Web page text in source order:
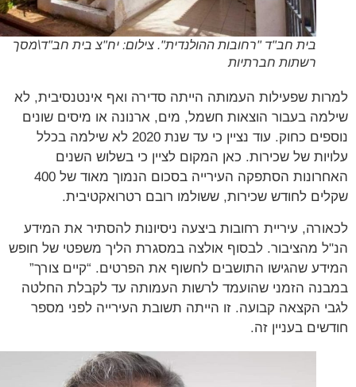
בית חב"ד "רחובות ההולנדית". צילום: יח"צ בית חב"ד\מסך
רשתות חברתיות
שפעילות העמותה הייתה סדירה ואף אינטנסיבית, לא
בעבור הוצאות חשמל, מים, ארנונה או מיסים שונים
נוספים כחוק. עוד נציין כי עד שנת 2020 לא שילמה בכלל
של שכירות. כאן המקום לציין כי בשלוש השנים
האחרונות הסתפקה העירייה בסכום הנמוך מאוד של 400
לחודש שכירות, ששולמו רובם רטרואקטיבית.
עיריית רחובות ביצעה ניסיונות להסתיר את המידע
מהציבור. לבסוף אולצה במסגרת הליך משפטי של חופש
שהגישו התושבים לחשוף את הפרטים. “קיים צורך”
הזמני שהועמד לרשות העמותה עד לקבלת החלטה
הקצאה קבועה. זו הייתה תשובת העירייה לפני מספר
בעניין זה.